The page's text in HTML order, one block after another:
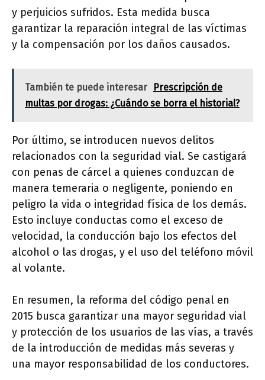
y perjuicios sufridos. Esta medida busca
garantizar la reparación integral de las víctimas
y la compensación por los daños causados.
También te puede interesar
Prescripción de
multas por drogas: ¿Cuándo se borra el historial?
Por último, se introducen nuevos delitos
relacionados con la seguridad vial. Se castigará
con penas de cárcel a quienes conduzcan de
manera temeraria o negligente, poniendo en
peligro la vida o integridad física de los demás.
Esto incluye conductas como el exceso de
velocidad, la conducción bajo los efectos del
alcohol o las drogas, y el uso del teléfono móvil
al volante.
En resumen, la reforma del código penal en
2015 busca garantizar una mayor seguridad vial
y protección de los usuarios de las vías, a través
de la introducción de medidas más severas y
una mayor responsabilidad de los conductores.